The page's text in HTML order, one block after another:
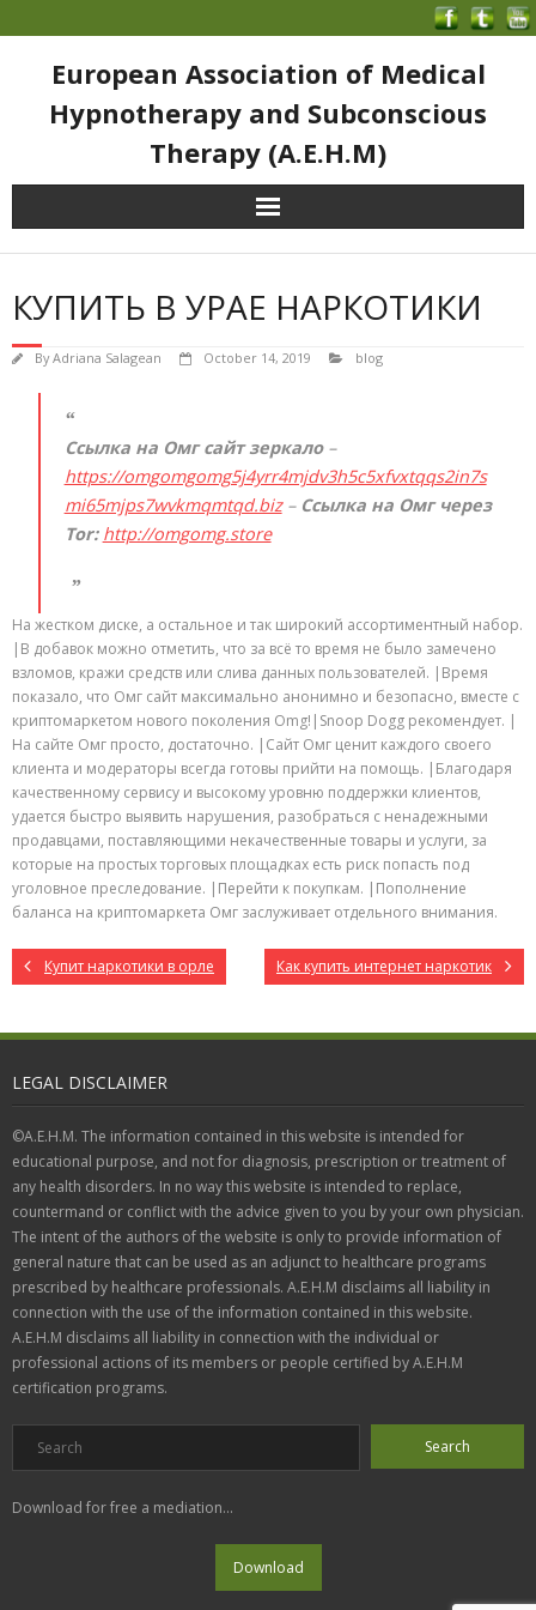
European Association of Medical
Hypnotherapy and Subconscious
Therapy (A.E.H.M)
КУПИТЬ В УРАЕ НАРКОТИКИ
ByAdriana Salagean October 14, 2019 blog
Ссылка на Омг сайт зеркало–
https://omgomgomg5j4yrr4mjdv3h5c5xfvxtqqs2in7s
mi65mjps7wvkmqmtqd.biz– Ссылка на Омг через
Tor: http://omgomg.store
На жестком диске, а остальное и так широкий ассортиментный набор.
|В добавок можно отметить, что за всё то время не было замечено
взломов, кражи средств или слива данных пользователей. |Время
показало, что Омг сайт максимально анонимно и безопасно, вместе с
криптомаркетом нового поколения Omg!|Snoop Dogg рекомендует. |
На сайте Омг просто, достаточно. |Сайт Омг ценит каждого своего
клиента и модераторы всегда готовы прийти на помощь. |Благодаря
качественному сервису и высокому уровню поддержки клиентов,
удается быстро выявить нарушения, разобраться с ненадежными
продавцами, поставляющими некачественные товары и услуги, за
которые на простых торговых площадках есть риск попасть под
уголовное преследование. |Перейти к покупкам. |Пополнение
баланса на криптомаркета Омг заслуживает отдельного внимания.
Купит наркотики в орле Как купить интернет наркотик
LEGAL DISCLAIMER
©A.E.H.M. The information contained in this website is intended for
educational purpose, and not for diagnosis, prescription or treatment of
any health disorders. In no way this website is intended to replace,
countermand or conflict with the advice given to you by your own physician.
The intent of the authors of the website is only to provide information of
general nature that can be used as an adjunct to healthcare programs
prescribed by healthcare professionals. A.E.H.M disclaims all liability in
connection with the use of the information contained in this website.
A.E.H.M disclaims all liability in connection with the individual or
professional actions of its members or people certified by A.E.H.M
certification programs.
Download for free a mediation...